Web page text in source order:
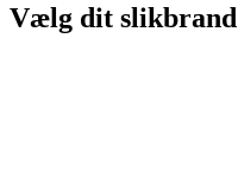
Vælg dit slikbrand